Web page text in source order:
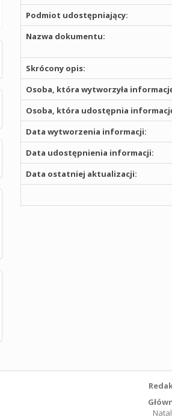
Podmiot udostępniający:
Nazwa dokumentu:
Skrócony opis:
Osoba, która wytworzyła
Osoba, która udostępnia
Data wytworzenia informacji:
Data udostępnienia informacji:
Data ostatniej aktualizacji: